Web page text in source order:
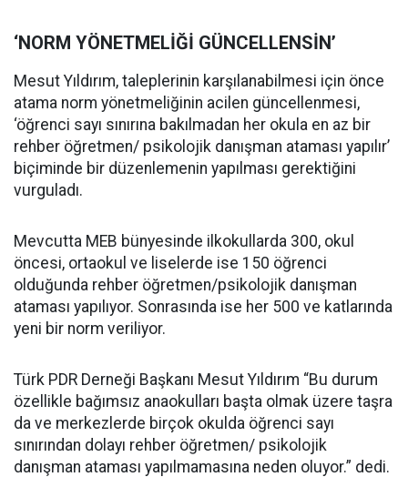
‘NORM YÖNETMELİĞİ GÜNCELLENSİN’
Mesut Yıldırım, taleplerinin karşılanabilmesi için önce
atama norm yönetmeliğinin acilen güncellenmesi,
‘öğrenci sayı sınırına bakılmadan her okula en az bir
rehber öğretmen/ psikolojik danışman ataması yapılır’
biçiminde bir düzenlemenin yapılması gerektiğini
vurguladı.
Mevcutta MEB bünyesinde ilkokullarda 300, okul
öncesi, ortaokul ve liselerde ise 150 öğrenci
olduğunda rehber öğretmen/psikolojik danışman
ataması yapılıyor. Sonrasında ise her 500 ve katlarında
yeni bir norm veriliyor.
Türk PDR Derneği Başkanı Mesut Yıldırım “Bu durum
özellikle bağımsız anaokulları başta olmak üzere taşra
da ve merkezlerde birçok okulda öğrenci sayı
sınırından dolayı rehber öğretmen/ psikolojik
danışman ataması yapılmamasına neden oluyor.” dedi.